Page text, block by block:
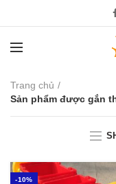
Trang chủ
Sản phẩm được gắn
-10%